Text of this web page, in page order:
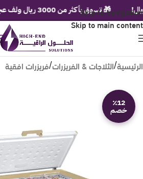
Skip to navigation
Skip to main content
الرئيسية/الثلاجات & الفريزرات/فريزرات افقية
٪12
خصم
🎁 تسوق بأكثر من 3000 ريال ولف عجلة الهدايا الفورية!